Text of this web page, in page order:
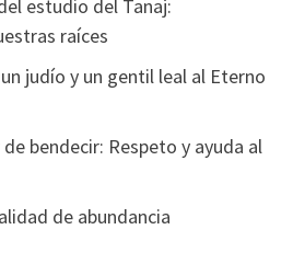
estudio del Tanaj:
raíces
judío y un gentil leal al Eterno
de bendecir: Respeto y ayuda al
de abundancia